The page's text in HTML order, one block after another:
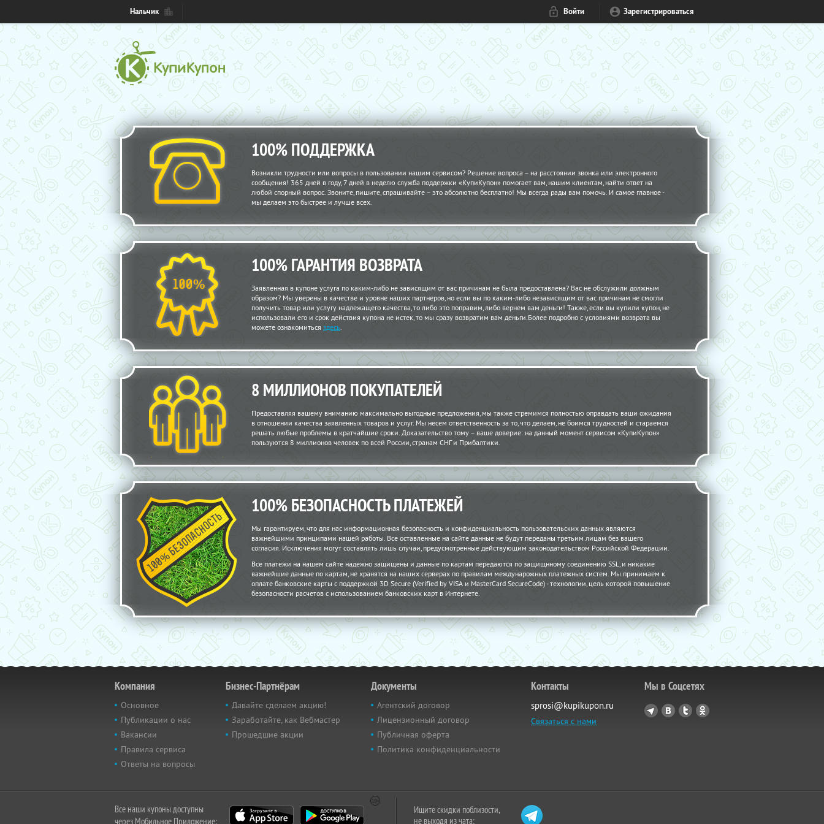
Нальчик Войти Зарегистрироваться
100% ПОДДЕРЖКА
Возникли трудности или вопросы в пользовании нашим сервисом? Решение вопроса – на расстоянии звонка или электронного
сообщения! 365 дней в году, 7 дней в неделю служба поддержки «КупиКупон» помогает вам, нашим клиентам, найти ответ на
любой спорный вопрос. Звоните, пишите, спрашивайте – это абсолютно бесплатно! Мы всегда рады вам помочь. И самое главное -
мы делаем это быстрее и лучше всех.
100% ГАРАНТИЯ ВОЗВРАТА
Заявленная в купоне услуга по каким-либо не зависящим от вас причинам не была предоставлена? Вас не обслужили должным
образом? Мы уверены в качестве и уровне наших партнеров, но если вы по каким-либо независящим от вас причинам не смогли
получить товар или услугу надлежащего качества, то либо это поправим, либо вернем вам деньги! Также, если вы купили купон, не
использовали его и срок действия купона не истек, то мы сразу возвратим вам деньги.Более подробно с условиями возврата вы
можете ознакомиться здесь.
8 МИЛЛИОНОВ ПОКУПАТЕЛЕЙ
Предоставляя вашему вниманию максимально выгодные предложения, мы также стремимся полностью оправдать ваши ожидания
в отношении качества заявленных товаров и услуг. Мы несем ответственность за то, что делаем, не боимся трудностей и стараемся
решать любые проблемы в кратчайшие сроки. Доказательство тому – ваше доверие: на данный момент сервисом «КупиКупон»
пользуются 8 миллионов человек по всей России, странам СНГ и Прибалтики.
100% БЕЗОПАСНОСТЬ ПЛАТЕЖЕЙ
Мы гарантируем, что для нас информационная безопасность и конфиденциальность пользовательских данных являются
важнейшими принципами нашей работы. Все оставленные на сайте данные не будут переданы третьим лицам без вашего
согласия. Исключения могут составлять лишь случаи, предусмотренные действующим законодательством Российской Федерации.
Все платежи на нашем сайте надежно защищены и данные по картам передаются по защищнному соединению SSL, и никакие
важнейшие данные по картам, не хранятся на наших серверах по правилам междунарожных платежных систем. Мы принимаем к
оплате банковские карты с поддержкой 3D Secure (Verified by VISA и MasterCard SecureCode) - технологии, цель которой повышение
безопасности расчетов с использованием банковских карт в Интернете.
Компания
Основное
Публикации о нас
Вакансии
Правила сервиса
Ответы на вопросы
Бизнес-Партнёрам
Давайте сделаем акцию!
Заработайте, как Вебмастер
Прошедшие акции
Документы
Агентский договор
Лицензионный договор
Публичная оферта
Политика конфиденциальности
Контакты
sprosi@kupikupon.ru
Связаться с нами
Мы в Соцсетях
Все наши купоны доступны
через Мобильное Приложение:
Ищите скидки поблизости,
не выходя из чата: